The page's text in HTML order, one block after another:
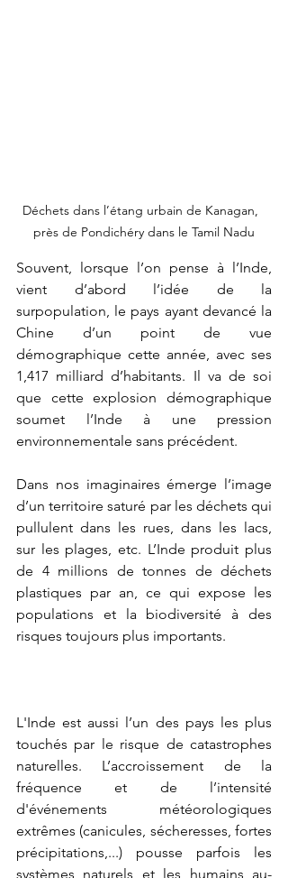
Déchets dans l’étang urbain de Kanagan,
près de Pondichéry dans le Tamil Nadu
Souvent, lorsque l’on pense à l’Inde,
vient d’abord l’idée de la
surpopulation, le pays ayant devancé la
Chine d’un point de vue
démographique cette année, avec ses
1,417 milliard d’habitants. Il va de soi
que cette explosion démographique
soumet l’Inde à une pression
environnementale sans précédent.
Dans nos imaginaires émerge l’image
d’un territoire saturé par les déchets qui
pullulent dans les rues, dans les lacs,
sur les plages, etc. L’Inde produit plus
de 4 millions de tonnes de déchets
plastiques par an, ce qui expose les
populations et la biodiversité à des
risques toujours plus importants.
L'Inde est aussi l’un des pays les plus
touchés par le risque de catastrophes
naturelles. L’accroissement de la
fréquence et de l’intensité
d'événements météorologiques
extrêmes (canicules, sécheresses, fortes
précipitations,...) pousse parfois les
systèmes naturels et les humains au-